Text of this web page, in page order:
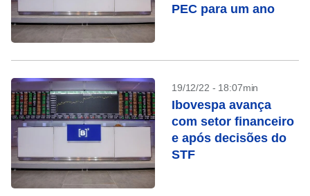
PEC para um ano
19/12/22 - 18:07min
Ibovespa avança
com setor financeiro
e após decisões do
STF